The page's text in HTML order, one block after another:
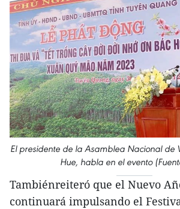
El presidente de la Asamblea Nacional de
Hue, habla en el evento
Tambiénreiteró que el Nuevo
continuará impulsando el